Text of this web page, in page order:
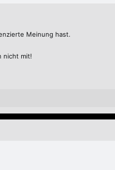
Meinung hast.
nicht mit!